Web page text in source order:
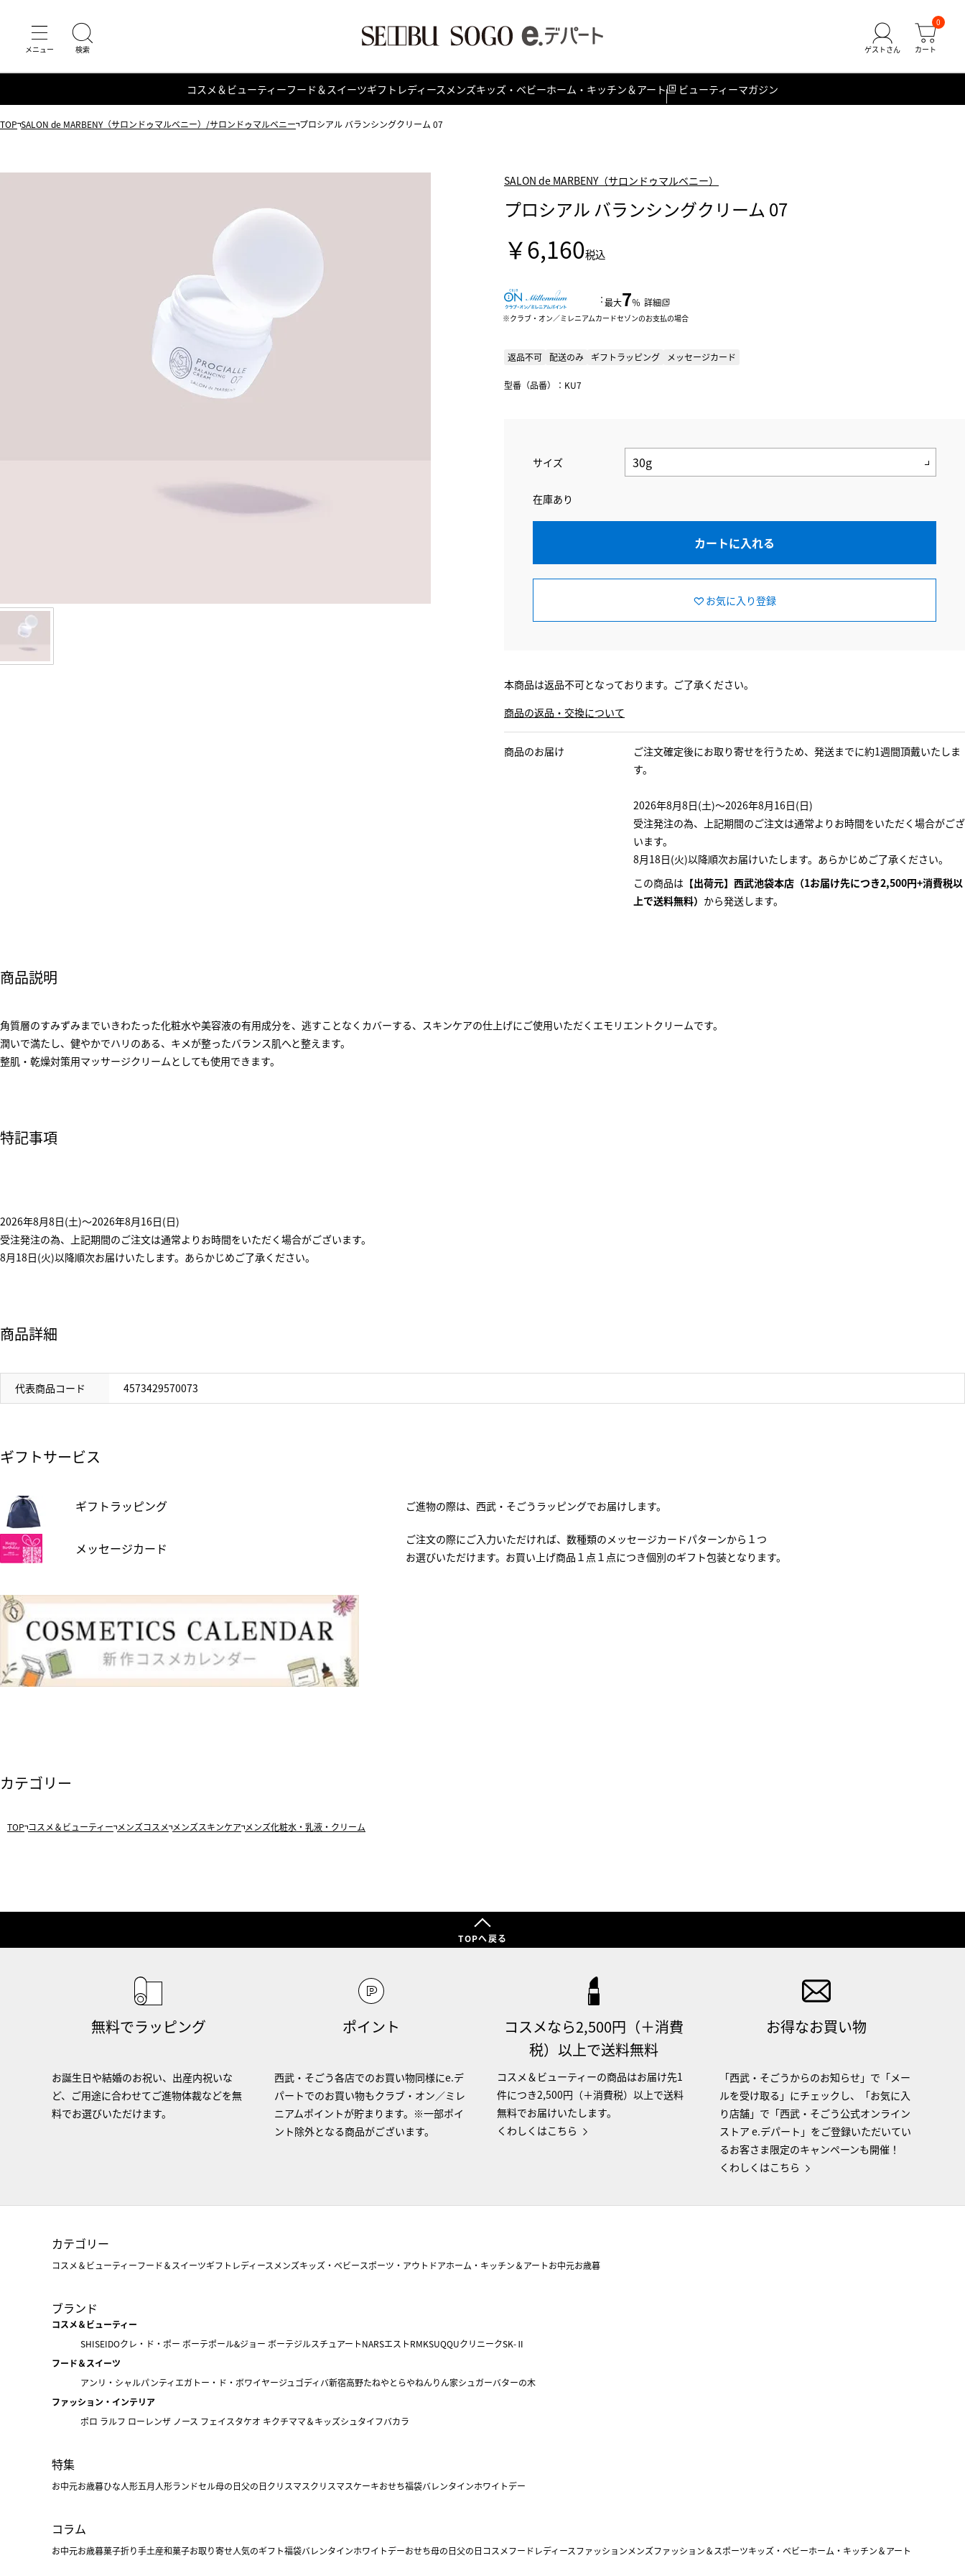
0
コスメ＆ビューティーフード＆スイーツギフト レディース メンズキッズ・ベビーホーム・キッチン＆アート ビューティーマガジン
TOP SALON de MARBENY（サロンドゥマルベニー）/サロンドゥマルベニー プロシアル バランシングクリーム 07
SALON de MARBENY（サロンドゥマルベニー）
プロシアル バランシングクリーム 07
￥6,160税込
：最大7％ 詳細
クラブ・オン／ミレニアムカードセゾンのお支払の場合
返品不可 配送のみ ギフトラッピング メッセージカード
型番（品番）：KU7
サイズ
在庫あり
カートに入れる
お気に入り登録
本商品は返品不可となっております。ご了承ください。
商品の返品・交換について
商品のお届け
ご注文確定後にお取り寄せを行うため、発送までに約1週間頂戴いたしま
す。
2026年8月8日(土)～2026年8月16日(日)
受注発注の為、上記期間のご注文は通常よりお時間をいただく場合がござ
います。
8月18日(火)以降順次お届けいたします。あらかじめご了承ください。
この商品は 【出荷元】西武池袋本店（1お届け先につき2,500円+消費税以
上で送料無料） から発送します。
商品説明
角質層のすみずみまでいきわたった化粧水や美容液の有用成分を、逃すことなくカバーする、スキンケアの仕上げにご使用いただくエモリエントクリームです。
潤いで満たし、健やかでハリのある、キメが整ったバランス肌へと整えます。
整肌・乾燥対策用マッサージクリームとしても使用できます。
特記事項
2026年8月8日(土)～2026年8月16日(日)
受注発注の為、上記期間のご注文は通常よりお時間をいただく場合がございます。
8月18日(火)以降順次お届けいたします。あらかじめご了承ください。
商品詳細
代表商品コード 4573429570073
ギフトサービス
ギフトラッピング ご進物の際は、西武・そごうラッピングでお届けします。
メッセージカード
ご注文の際にご入力いただければ、数種類のメッセージカードパターンから１つ
お選びいただけます。お買い上げ商品１点１点につき個別のギフト包装となります。
カテゴリー
TOP コスメ＆ビューティー メンズコスメ メンズスキンケア メンズ化粧水・乳液・クリーム
TOPへ戻る
無料でラッピング
お誕生日や結婚のお祝い、出産内祝いな
ど、ご用途に合わせてご進物体裁などを無
料でお選びいただけます。
ポイント
西武・そごう各店でのお買い物同様にe.デ
パートでのお買い物もクラブ・オン／ミレ
ニアムポイントが貯まります。※一部ポイ
ント除外となる商品がございます。
コスメなら2,500円（＋消費
税）以上で送料無料
コスメ＆ビューティーの商品はお届け先1
件につき2,500円（＋消費税）以上で送料
無料でお届けいたします。
くわしくはこちら
お得なお買い物
「西武・そごうからのお知らせ」で「メー
ルを受け取る」にチェックし、「お気に入
り店舗」で「西武・そごう公式オンライン
ストア e.デパート」をご登録いただいてい
るお客さま限定のキャンペーンも開催！
くわしくはこちら
カテゴリー
コスメ＆ビューティーフード＆スイーツギフト レディース メンズキッズ・ベビースポーツ・アウトドアホーム・キッチン＆アートお中元お歳暮
ブランド
コスメ＆ビューティー
SHISEIDOクレ・ド・ポー ボーテポール&ジョー ボーテジルスチュアートNARSエストRMKSUQQUクリニークSK-Ⅱ
フード＆スイーツ
アンリ・シャルパンティエガトー・ド・ボワイヤージュ ゴディバ新宿高野たねやとらやねんりん家シュガーバターの木
ファッション・インテリア
ポロ ラルフ ローレンザ ノース フェイスタケオ キクチママ＆キッズシュタイフバカラ
特集
お中元お歳暮ひな人形五月人形ランドセル母の日父の日クリスマスクリスマスケーキおせち福袋バレンタインホワイトデー
コラム
お中元お歳暮菓子折り手土産和菓子お取り寄せ人気のギフト福袋バレンタインホワイトデーおせち母の日父の日 コスメフードレディースファッションメンズファッション＆スポーツキッズ・ベビーホーム・キッチン＆アート